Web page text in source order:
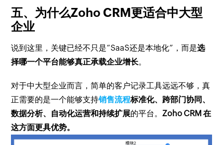
五、为什么Zoho CRM更适合中大型
企业
说到这里，关键已经不只是“SaaS还是本地化”，而是选
择哪一个平台能够真正承载企业增长。
对于中大型企业而言，简单的客户记录工具远远不够，真
正需要的是一个能够支持销售流程标准化、跨部门协同、
数据分析、自动化运营和持续扩展的平台。Zoho CRM 在
这方面更具优势。